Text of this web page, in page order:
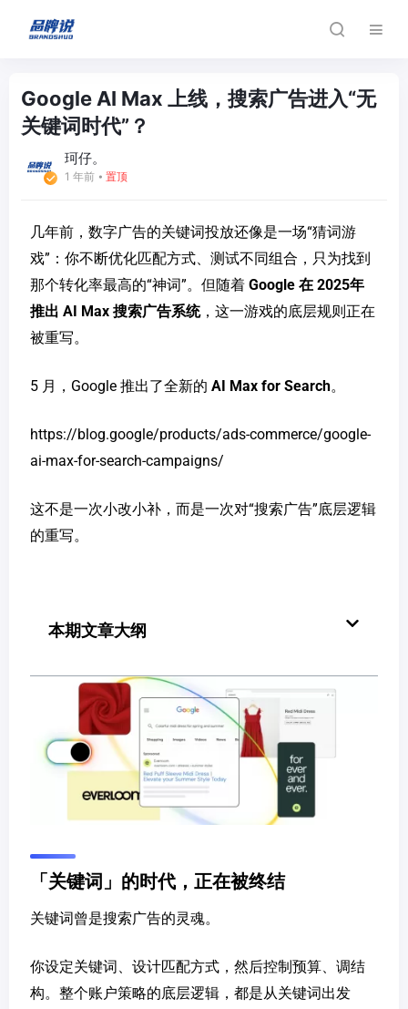
Google AI Max 上线，搜索广告进入“无
关键词时代”？
珂仔。
1 年前 ⦁ 置顶
几年前，数字广告的关键词投放还像是一场“猜词游
戏”：你不断优化匹配方式、测试不同组合，只为找到
那个转化率最高的“神词”。但随着 Google 在 2025年
推出 AI Max 搜索广告系统，这一游戏的底层规则正在
被重写。
5 月，Google 推出了全新的 AI Max for Search。
https://blog.google/products/ads-commerce/google-
ai-max-for-search-campaigns/
这不是一次小改小补，而是一次对“搜索广告”底层逻辑
的重写。
本期文章大纲
「关键词」的时代，正在被终结
关键词曾是搜索广告的灵魂。
你设定关键词、设计匹配方式，然后控制预算、调结
构。整个账户策略的底层逻辑，都是从关键词出发